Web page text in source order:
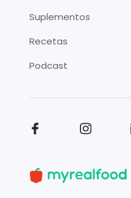
Suplementos
Recetas
Podcast